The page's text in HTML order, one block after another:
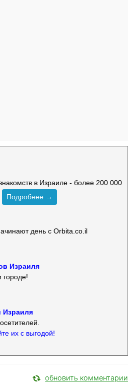
в Израиле - более 200 000
Подробнее →
день с Orbita.co.il
Израиля
городе!
Израиля
их с выгодой!
обновить комментарии